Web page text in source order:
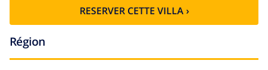
RESERVER CETTE VILLA ›
Région